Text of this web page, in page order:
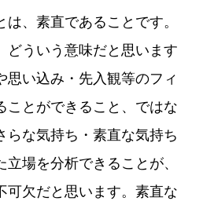
は、素直であることです。
どういう意味だと思います
思い込み・先入観等のフィ
ことができること、ではな
らな気持ち・素直な気持ち
場を分析できることが、
可欠だと思います。素直な